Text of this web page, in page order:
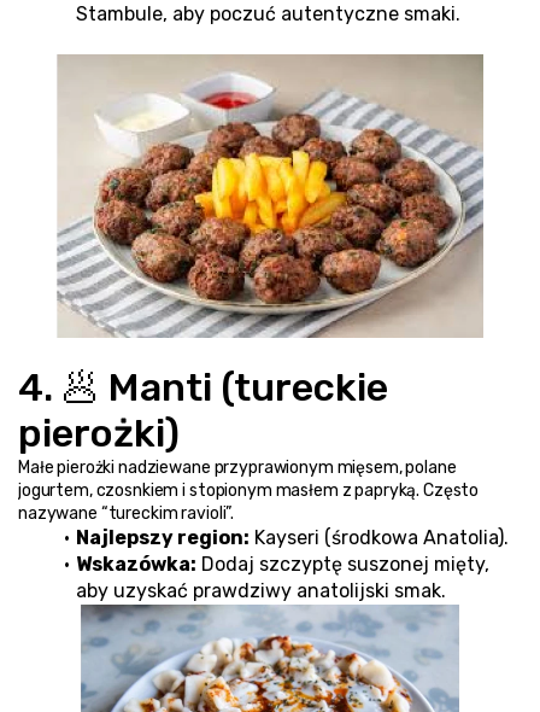
Stambule, aby poczuć autentyczne smaki.
4. 🥟 Manti (tureckie
pierożki)
Małe pierożki nadziewane przyprawionym mięsem, polane
jogurtem, czosnkiem i stopionym masłem z papryką. Często
nazywane “tureckim ravioli”.
Najlepszy region: Kayseri (środkowa Anatolia).
Wskazówka: Dodaj szczyptę suszonej mięty,
aby uzyskać prawdziwy anatolijski smak.